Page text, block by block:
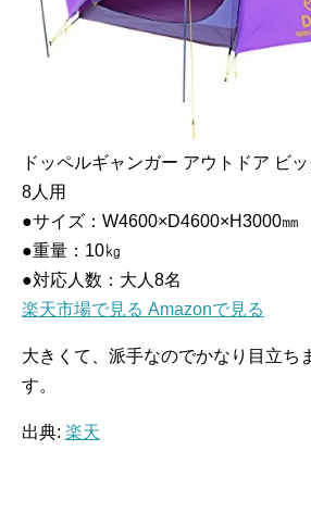
ドッペルギャンガー アウトドア ビ
8人用
●サイズ：W4600×D4600×H3000㎜
●重量：10㎏
●対応人数：大人8名
楽天市場で見る Amazonで見る
大きくて、派手なのでかなり目立ち
す。
出典: 楽天